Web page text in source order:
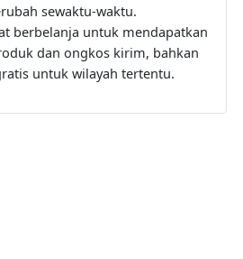
sewaktu-waktu.
berbelanja untuk mendapatkan
dan ongkos kirim, bahkan
untuk wilayah tertentu.